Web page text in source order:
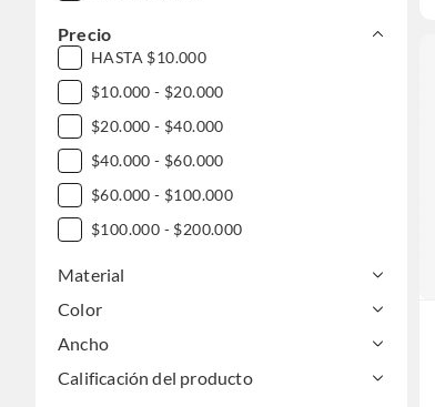
Precio
HASTA $10.000
$10.000 - $20.000
$20.000 - $40.000
$40.000 - $60.000
$60.000 - $100.000
$100.000 - $200.000
Material
Color
Ancho
Calificación del producto